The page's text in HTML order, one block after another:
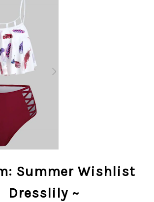
Summer Wishlist
Dresslily ~